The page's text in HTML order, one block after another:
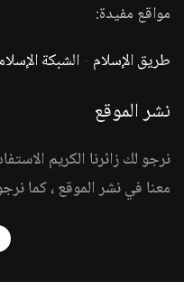
مواقع مفيدة:
طريق الإسلام -الشبكة
نشر الموقع
نرجو لك زائرنا الكريم
معنا في نشر الموقع ، كما